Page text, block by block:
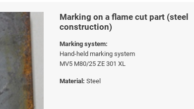
Marking on a flame cut part (steel
construction)
Marking system:
Hand-held marking system
MV5 M80/25 ZE 301 XL
Material: Steel